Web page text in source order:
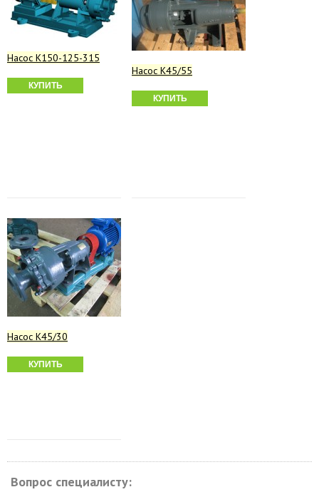
Насос К150-125-315
КУПИТЬ
Насос К45/55
КУПИТЬ
Насос К45/30
КУПИТЬ
Вопрос специалисту: